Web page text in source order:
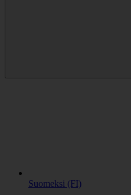
Suomeksi (FI)